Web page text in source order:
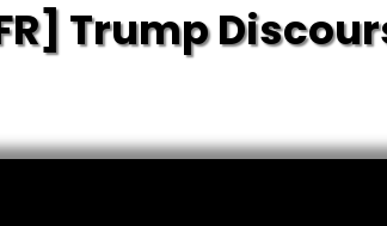
Trump Discours